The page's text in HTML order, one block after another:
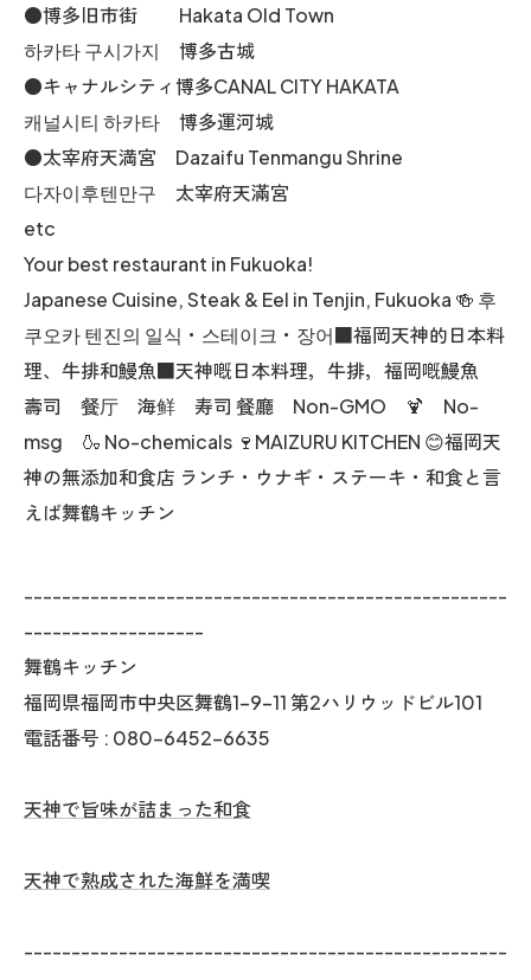
●博多旧市街 Hakata Old Town
하카타 구시가지 博多古城
●キャナルシティ博多CANAL CITY HAKATA
캐널시티 하카타 博多運河城
●太宰府天満宮 Dazaifu Tenmangu Shrine
다자이후텐만구 太宰府天滿宮
etc
Your best restaurant in Fukuoka!
Japanese Cuisine, Steak & Eel in Tenjin, Fukuoka 🍻 후
쿠오카 텐진의 일식・스테이크・장어■福岡天神的日本料
理、牛排和鰻魚■天神嘅日本料理，牛排，福岡嘅鰻魚
壽司 餐厅 海鲜 寿司 餐廳 Non-GMO 🍹 No-
msg 🍶 No-chemicals 🍷MAIZURU KITCHEN 😊福岡天
神の無添加和食店 ランチ・ウナギ・ステーキ・和食と言
えば舞鶴キッチン
---------------------------------------------------
-------------------
舞鶴キッチン
福岡県福岡市中央区舞鶴1-9-11 第2ハリウッドビル101
電話番号 : 080-6452-6635
天神で旨味が詰まった和食
天神で熟成された海鮮を満喫
---------------------------------------------------